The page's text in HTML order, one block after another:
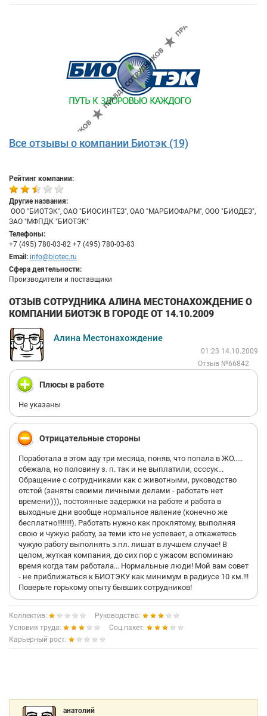
Все отзывы о компании Биотэк (19)
Рейтинг компании:
Другие названия:
​ ООО "БИОТЭК", ОАО "БИОСИНТЕЗ", ОАО "МАРБИОФАРМ", ООО "БИОДЕЗ",
ЗАО "МФПДК "БИОТЭК"
Телефоны:
+7 (495) 780-03-82 +7 (495) 780-03-83
Email: info@biotec.ru
Сфера деятельности:
Производители и поставщики
ОТЗЫВ СОТРУДНИКА АЛИНА МЕСТОНАХОЖДЕНИЕ О
КОМПАНИИ БИОТЭК В ГОРОДЕ ОТ 14.10.2009
Алина Местонахождение
01:23 14.10.2009
Отзыв №66842
Плюсы в работе
Не указаны
Отрицательные стороны
Поработала в этом аду три месяца, поняв, что попала в ЖО.....
сбежала, но половину з. п. так и не выплатили, ссссук...
Обращение с сотрудниками как с животными, руководство
отстой (заняты своими личными делами - работать нет
времени))), постоянные задержки на работе и работа в
выходные дни вообще нормальное явление (конечно же
бесплатно!!!!!!!!). Работать нужно как проклятому, выполняя
свою и чужую работу, за теми кто не успевает, а откажетесь
чужую работу выполнять з.пл. лишат в лучшем случае! В
целом, жуткая компания, до сих пор с ужасом вспоминаю
время когда там работала... Нормальные люди! Мой вам совет
- не приближаться к БИОТЭКУ как минимум в радиусе 10 км.!!!
Поверьте горькому опыту бывших сотрудников!
Коллектив:
Руководство:
Условия труда:
Соц.пакет:
Карьерный рост:
анатолий